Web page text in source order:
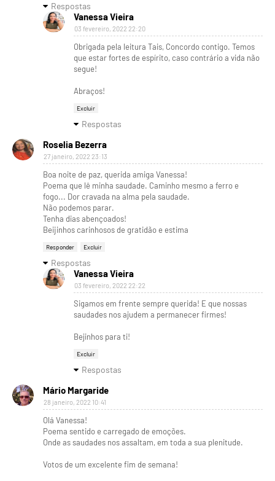
Respostas
Vanessa Vieira
03 fevereiro, 2022 22:20
Obrigada pela leitura Tais, Concordo contigo. Temos
que estar fortes de espírito, caso contrário a vida não
segue!
Abraços!
Excluir
Respostas
Roselia Bezerra
27 janeiro, 2022 23:13
Boa noite de paz, querida amiga Vanessa!
Poema que lê minha saudade. Caminho mesmo a ferro e
fogo... Dor cravada na alma pela saudade.
Não podemos parar.
Tenha dias abençoados!
Beijinhos carinhosos de gratidão e estima
Responder Excluir
Respostas
Vanessa Vieira
03 fevereiro, 2022 22:22
Sigamos em frente sempre querida! E que nossas
saudades nos ajudem a permanecer firmes!
Bejinhos para ti!
Excluir
Respostas
Mário Margaride
28 janeiro, 2022 10:41
Olá Vanessa!
Poema sentido e carregado de emoções.
Onde as saudades nos assaltam, em toda a sua plenitude.
Votos de um excelente fim de semana!